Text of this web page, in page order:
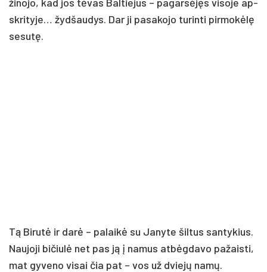
skri­ty­je… žyd­šau­dys. Dar ji pa­sa­ko­jo tu­rin­ti pir­mo­kė­lę
se­su­tę.
Tą Bi­ru­tė ir da­rė – pa­lai­kė su Ja­ny­te šil­tus san­ty­kius.
Nau­jo­ji bi­čiu­lė net pas ją į na­mus at­bėg­da­vo pa­žais­ti,
mat gy­ve­no vi­sai čia pat – vos už dvie­jų na­mų.